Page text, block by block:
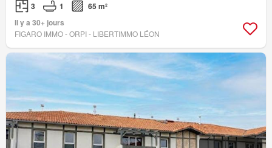
3 1
65 m²
Il y a 30+ jours
FIGARO IMMO - ORPI - LIBERTIMMO LÉON